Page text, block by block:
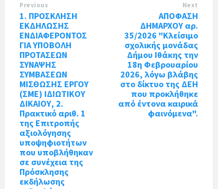
Previous
1. ΠΡΟΣΚΛΗΣΗ
ΕΚΔΗΛΩΣΗΣ
ΕΝΔΙΑΦΕΡΟΝΤΟΣ
ΓΙΑ ΥΠΟΒΟΛΗ
ΠΡΟΤΑΣΕΩΝ
ΣΥΝΑΨΗΣ
ΣΥΜΒΑΣΕΩΝ
ΜΙΣΘΩΣΗΣ ΕΡΓΟΥ
(ΣΜΕ) ΙΔΙΩΤΙΚΟΥ
ΔΙΚΑΙΟΥ, 2.
Πρακτικό αριθ. 1
της Επιτροπής
αξιολόγησης
υποψηφιοτήτων
που υποβλήθηκαν
σε συνέχεια της
Πρόσκλησης
εκδήλωσης
Next
ΑΠΟΦΑΣΗ
ΔΗΜΑΡΧΟΥ αρ.
35/2026 "Κλείσιμο
σχολικής μονάδας
Δήμου Ιθάκης την
18η Φεβρουαρίου
2026, λόγω βλάβης
στο δίκτυο της ΔΕΗ
που προκλήθηκε
από έντονα καιρικά
φαινόμενα".